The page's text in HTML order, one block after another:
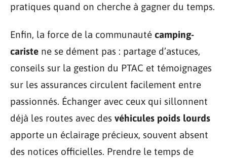
pratiques quand on cherche à gagner du temps.
Enfin, la force de la communauté camping-
cariste ne se dément pas : partage d’astuces,
conseils sur la gestion du PTAC et témoignages
sur les assurances circulent facilement entre
passionnés. Échanger avec ceux qui sillonnent
déjà les routes avec des véhicules poids lourds
apporte un éclairage précieux, souvent absent
des notices officielles. Prendre le temps de